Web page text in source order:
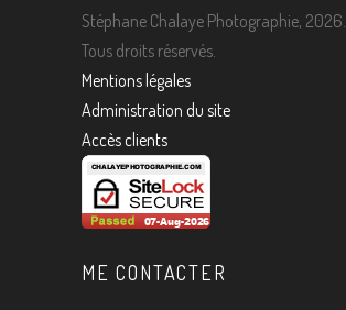
Stéphane Chalaye Photographie, 2026.
Tous droits réservés.
Mentions légales
Administration du site
Accès clients
ME CONTACTER